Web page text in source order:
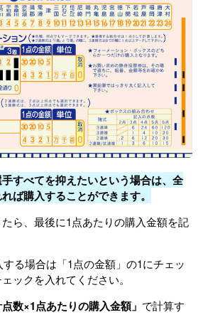
すべてを抑えたいという場合は、全
ば購入することができます。
ら、最後に1点あたりの購入金額を記
る場合は「1点の金額」の1にチェッ
ックを入れてください。
数×1点あたりの購入金額」 で計算す